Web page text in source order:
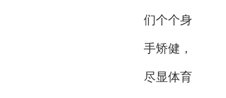
们个个身
手矫健，
尽显体育